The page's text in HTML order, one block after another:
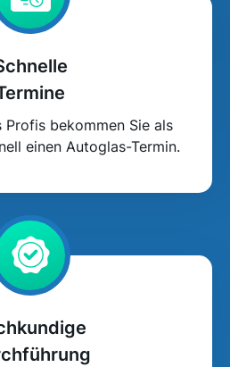
Profis bekommen Sie als
einen Autoglas-Termin.